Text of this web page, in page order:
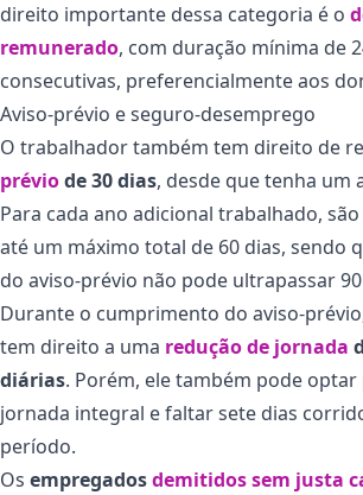
direito importante dessa categoria é o
remunerado, com duração mínima de
consecutivas, preferencialmente aos
Aviso-prévio e seguro-desemprego
O trabalhador também tem direito de
préviode 30 dias, desde que tenha um
Para cada ano adicional trabalhado,
até um máximo total de 60 dias, sendo
do aviso-prévio não pode ultrapassar
Durante o cumprimento do aviso-
tem direito a uma redução de jornada
diárias. Porém, ele também pode
jornada integral e faltar sete dias
período.
Os empregadosdemitidos sem justa